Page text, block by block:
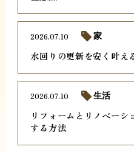
水回りの更新を安く叶え
2026.07.10 家
リフォームとリノベーシ
する方法
2026.07.10 生活